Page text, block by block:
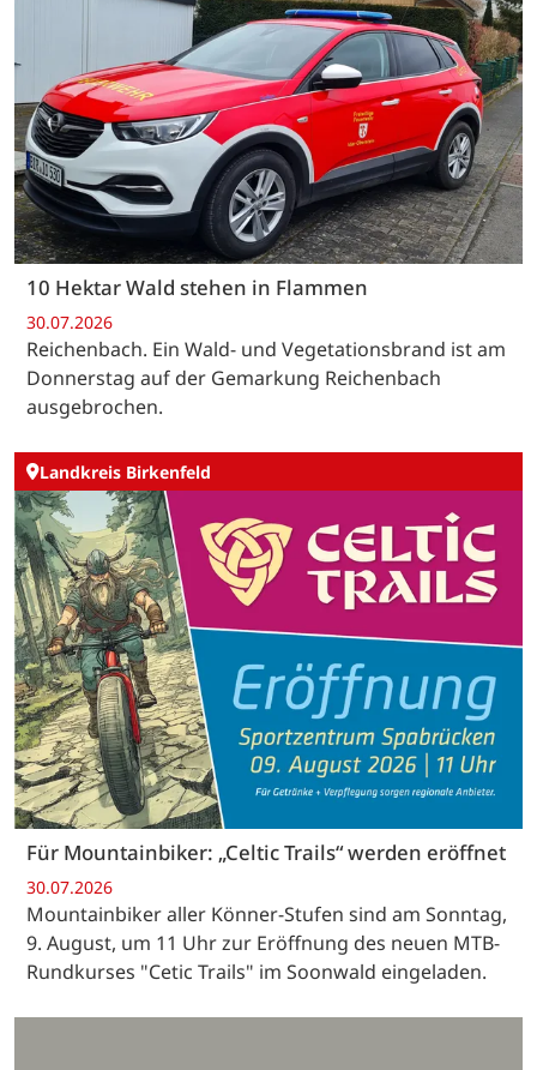
10 Hektar Wald stehen in Flammen
30.07.2026
Reichenbach. Ein Wald- und Vegetationsbrand ist am
Donnerstag auf der Gemarkung Reichenbach
ausgebrochen.
Landkreis Birkenfeld
Für Mountainbiker: „Celtic Trails“ werden eröffnet
30.07.2026
Mountainbiker aller Könner-Stufen sind am Sonntag,
9. August, um 11 Uhr zur Eröffnung des neuen MTB-
Rundkurses "Cetic Trails" im Soonwald eingeladen.